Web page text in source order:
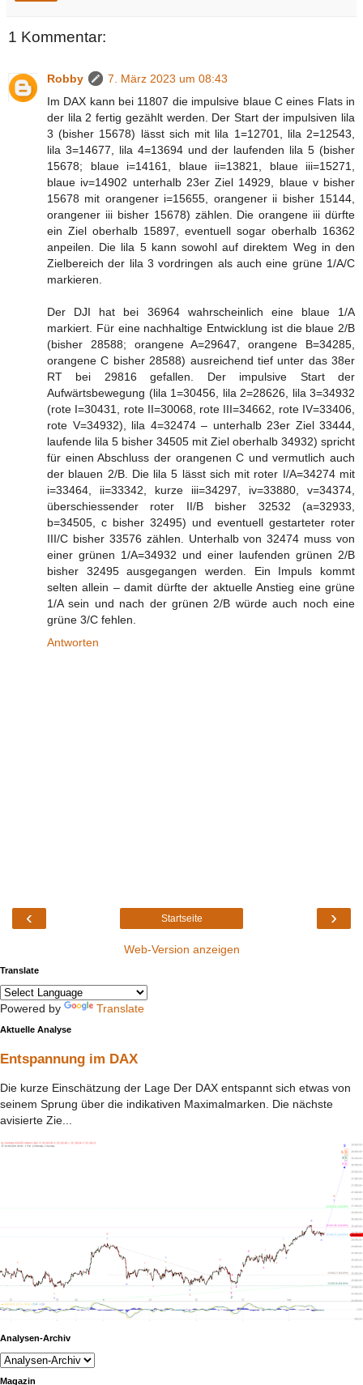
1 Kommentar:
Robby
7. März 2023 um 08:43
Im DAX kann bei 11807 die impulsive blaue C eines Flats in
der lila 2 fertig gezählt werden. Der Start der impulsiven lila
3 (bisher 15678) lässt sich mit lila 1=12701, lila 2=12543,
lila 3=14677, lila 4=13694 und der laufenden lila 5 (bisher
15678; blaue i=14161, blaue ii=13821, blaue iii=15271,
blaue iv=14902 unterhalb 23er Ziel 14929, blaue v bisher
15678 mit orangener i=15655, orangener ii bisher 15144,
orangener iii bisher 15678) zählen. Die orangene iii dürfte
ein Ziel oberhalb 15897, eventuell sogar oberhalb 16362
anpeilen. Die lila 5 kann sowohl auf direktem Weg in den
Zielbereich der lila 3 vordringen als auch eine grüne 1/A/C
markieren.
Der DJI hat bei 36964 wahrscheinlich eine blaue 1/A
markiert. Für eine nachhaltige Entwicklung ist die blaue 2/B
(bisher 28588; orangene A=29647, orangene B=34285,
orangene C bisher 28588) ausreichend tief unter das 38er
RT bei 29816 gefallen. Der impulsive Start der
Aufwärtsbewegung (lila 1=30456, lila 2=28626, lila 3=34932
(rote I=30431, rote II=30068, rote III=34662, rote IV=33406,
rote V=34932), lila 4=32474 – unterhalb 23er Ziel 33444,
laufende lila 5 bisher 34505 mit Ziel oberhalb 34932) spricht
für einen Abschluss der orangenen C und vermutlich auch
der blauen 2/B. Die lila 5 lässt sich mit roter I/A=34274 mit
i=33464, ii=33342, kurze iii=34297, iv=33880, v=34374,
überschiessender roter II/B bisher 32532 (a=32933,
b=34505, c bisher 32495) und eventuell gestarteter roter
III/C bisher 33576 zählen. Unterhalb von 32474 muss von
einer grünen 1/A=34932 und einer laufenden grünen 2/B
bisher 32495 ausgegangen werden. Ein Impuls kommt
selten allein – damit dürfte der aktuelle Anstieg eine grüne
1/A sein und nach der grünen 2/B würde auch noch eine
grüne 3/C fehlen.
Antworten
‹ ›
Startseite
Web-Version anzeigen
Translate
Powered by Translate
Aktuelle Analyse
Entspannung im DAX
Die kurze Einschätzung der Lage Der DAX entspannt sich etwas von
seinem Sprung über die indikativen Maximalmarken. Die nächste
avisierte Zie...
Analysen-Archiv
Magazin